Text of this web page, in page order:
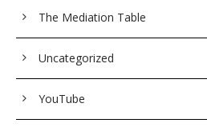
The Mediation Table
Uncategorized
YouTube